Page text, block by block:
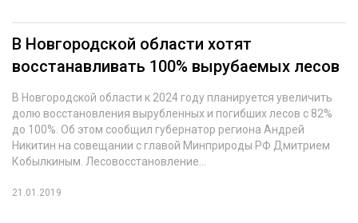
В Новгородской области хотят
восстанавливать 100% вырубаемых лесов
В Новгородской области к 2024 году планируется увеличить
долю восстановления вырубленных и погибших лесов с 82%
до 100%. Об этом сообщил губернатор региона Андрей
Никитин на совещании с главой Минприроды РФ Дмитрием
Кобылкиным. Лесовосстановление...
21.01.2019